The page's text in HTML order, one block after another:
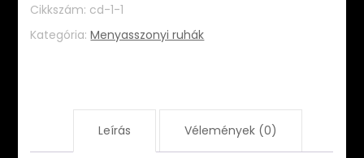
Cikkszám: cd-1-1
Kategória:Menyasszonyi ruhák
Leírás Vélemények (0)